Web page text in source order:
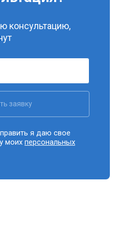
консультацию,
заявку
я даю свое
моихперсональных